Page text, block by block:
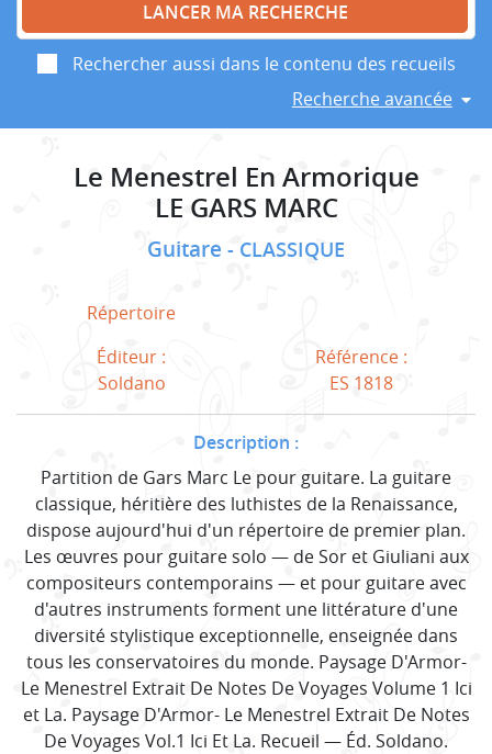
Rechercher aussi dans le contenu des recueils
Recherche avancée
Le Menestrel En Armorique
LE GARS MARC
Guitare CLASSIQUE
Répertoire
Éditeur :
Soldano
Référence :
ES 1818
Description :
Partition de Gars Marc Le pour guitare. La guitare
classique, héritière des luthistes de la Renaissance,
dispose aujourd'hui d'un répertoire de premier plan.
Les œuvres pour guitare solo — de Sor et Giuliani aux
compositeurs contemporains — et pour guitare avec
d'autres instruments forment une littérature d'une
diversité stylistique exceptionnelle, enseignée dans
tous les conservatoires du monde. Paysage D'Armor-
Le Menestrel Extrait De Notes De Voyages Volume 1 Ici
et La. Paysage D'Armor- Le Menestrel Extrait De Notes
De Voyages Vol.1 Ici Et La. Recueil — Éd. Soldano.